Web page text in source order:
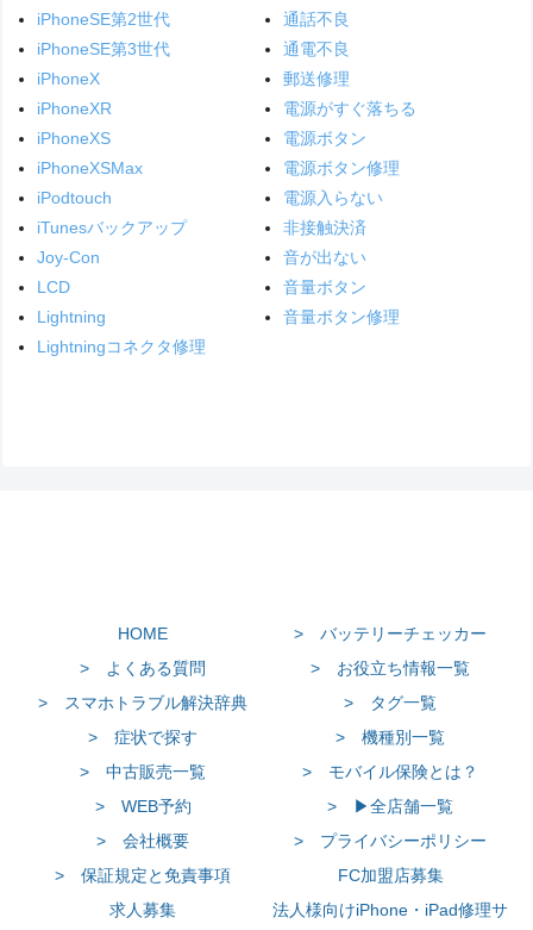
iPhoneSE第2世代
iPhoneSE第3世代
iPhoneX
iPhoneXR
iPhoneXS
iPhoneXSMax
iPodtouch
iTunesバックアップ
Joy-Con
LCD
Lightning
Lightningコネクタ修理
通話不良
通電不良
郵送修理
電源がすぐ落ちる
電源ボタン
電源ボタン修理
電源入らない
非接触決済
音が出ない
音量ボタン
音量ボタン修理
HOME
> バッテリーチェッカー
> よくある質問
> お役立ち情報一覧
> スマホトラブル解決辞典
> タグ一覧
> 症状で探す
> 機種別一覧
> 中古販売一覧
> モバイル保険とは？
> WEB予約
> ▶全店舗一覧
> 会社概要
> プライバシーポリシー
> 保証規定と免責事項
FC加盟店募集
求人募集
法人様向けiPhone・iPad修理サ